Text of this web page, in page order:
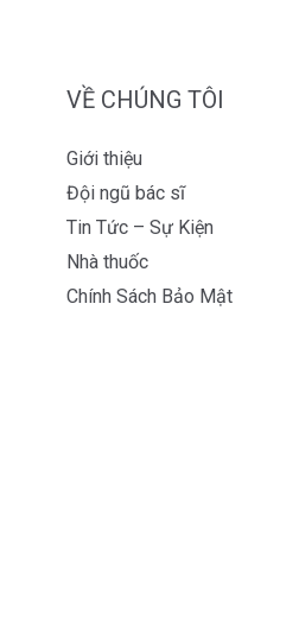
VỀ CHÚNG TÔI
Giới thiệu
Đội ngũ bác sĩ
Tin Tức – Sự Kiện
Nhà thuốc
Chính Sách Bảo Mật